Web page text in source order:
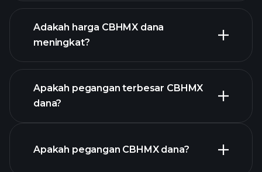
grafik lanjutan
Adakah harga CBHMX dana
meningkat?
Apakah pegangan terbesar CBHMX
dana?
Apakah pegangan CBHMX dana?